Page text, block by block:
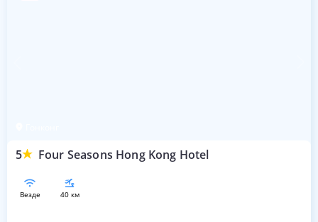
5 Four Seasons Hong Kong Hotel
везде 40 км